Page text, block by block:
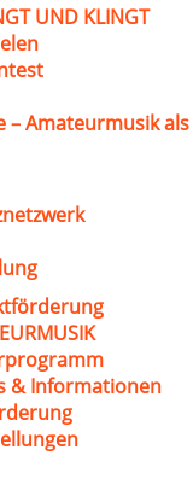
UND KLINGT
– Amateurmusik als
& Informationen